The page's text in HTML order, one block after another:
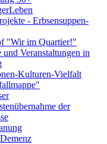
- Erbsensuppen-
"Wir im Quartier!"
und Veranstaltungen in
Kulturen-Vielfalt
der